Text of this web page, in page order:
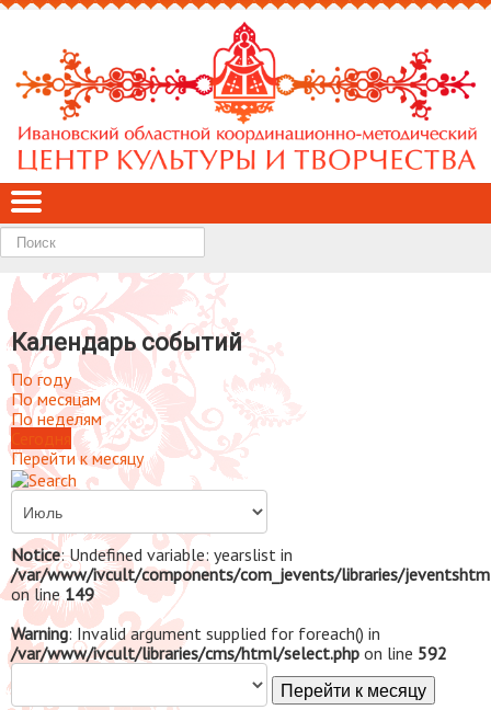
Найти
Календарь событий
По году
По месяцам
По неделям
Перейти к месяцу
Notice: Undefined variable: yearslist in
/var/www/ivcult/components/com_jevents/libraries/
on line 149
Warning: Invalid argument supplied for foreach() in
/var/www/ivcult/libraries/cms/html/select.php on line 592
Перейти к месяцу